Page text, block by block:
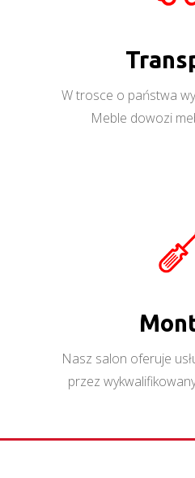
W trosce o państwa
Meble dowozi
Nasz salon oferuje
przez